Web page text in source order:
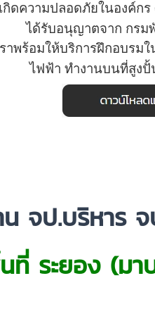
กิดความปลอดภัยในองค์กร
ได้รับอนุญาตจาก กรม
ราพร้อมให้บริการฝึกอบรมใ
ไฟฟ้า ทำงานบนที่สูงปั้
จป.บริหาร
ที่ ระยอง (ม